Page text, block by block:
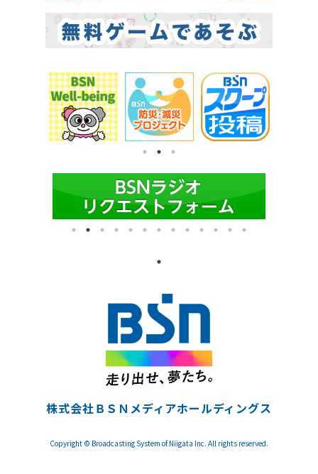
株式会社ＢＳＮメディアホールディングス
Copyright © Broadcasting System of Niigata Inc. All rights reserved.